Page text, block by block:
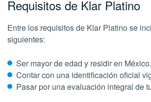
Requisitos de Klar Platino
Entre los requisitos de Klar Platino se
siguientes:
Ser mayor de edad y residir en México.
Contar con una identificación oficial
Pasar por una evaluación integral de